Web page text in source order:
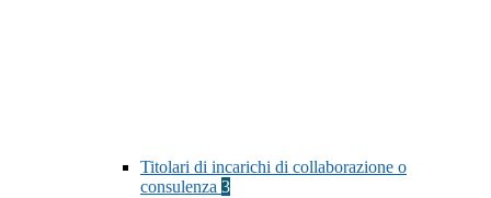
Titolari di incarichi di collaborazione o
consulenza 3